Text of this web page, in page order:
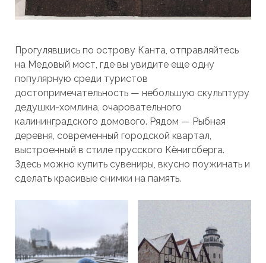
Прогулявшись по острову Канта, отправляйтесь
на Медовый мост, где вы увидите еще одну
популярную среди туристов
достопримечательность — небольшую скульптуру
дедушки-хомлина, очаровательного
калининградского домового. Рядом — Рыбная
деревня, современный городской квартал,
выстроенный в стиле прусского Кёнигсберга.
Здесь можно купить сувениры, вкусно поужинать и
сделать красивые снимки на память.